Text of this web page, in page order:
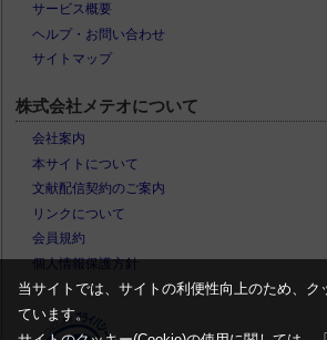
サービス概要
ヘルプ・お問い合わせ
サイトマップ
株式会社メテオについて
会社案内
本サイトについて
文献配信契約のご案内
リンクについて
会員規約
個人情報保護方針
当サイトでは、サイトの利便性向上のため、ク
ています。